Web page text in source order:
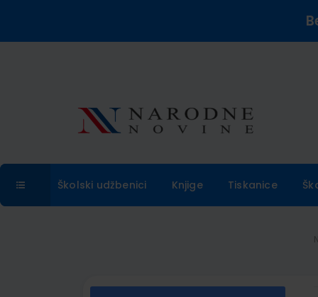
Školski udžbenici Knjige Tiskanice